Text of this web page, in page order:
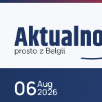
06Aug
2026